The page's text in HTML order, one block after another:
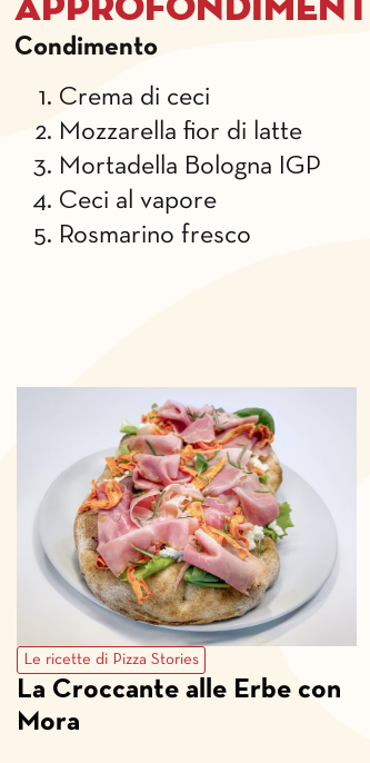
Approfondimenti
Condimento
Crema di ceci
Mozzarella fior di latte
Mortadella Bologna IGP
Ceci al vapore
Rosmarino fresco
Le ricette di Pizza Stories
La Croccante alle Erbe con
Mora